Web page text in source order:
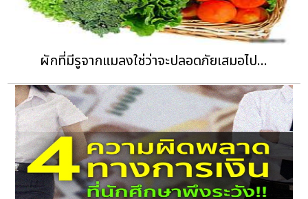
ผักที่มีรูจากแมลงใช่ว่าจะปลอดภัยเสมอไป...